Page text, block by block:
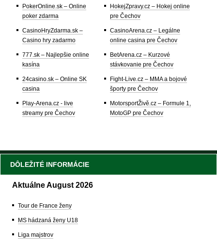
PokerOnline.sk – Online
poker zdarma
CasinoHryZdarma.sk –
Casino hry zadarmo
777.sk – Najlepšie online
kasína
24casino.sk – Online SK
casina
Play-Arena.cz - live
streamy pre Čechov
HokejZpravy.cz – Hokej online
pre Čechov
CasinoArena.cz – Legálne
online casina pre Čechov
BetArena.cz – Kurzové
stávkovanie pre Čechov
Fight-Live.cz – MMA a bojové
športy pre Čechov
MotorsportŽivě.cz – Formule 1,
MotoGP pre Čechov
DÔLEŽITÉ INFORMÁCIE
Aktuálne August 2026
Tour de France ženy
MS hádzaná ženy U18
Liga majstrov